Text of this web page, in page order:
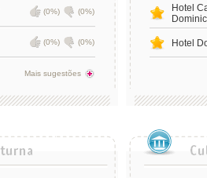
(0%) (0%)
(0%) (0%)
Mais sugestões
Hotel
Hotel